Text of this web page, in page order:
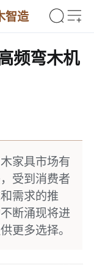
智造
频弯木机
家具市场有
受到消费者
需求的推
断涌现将进
更多选择。